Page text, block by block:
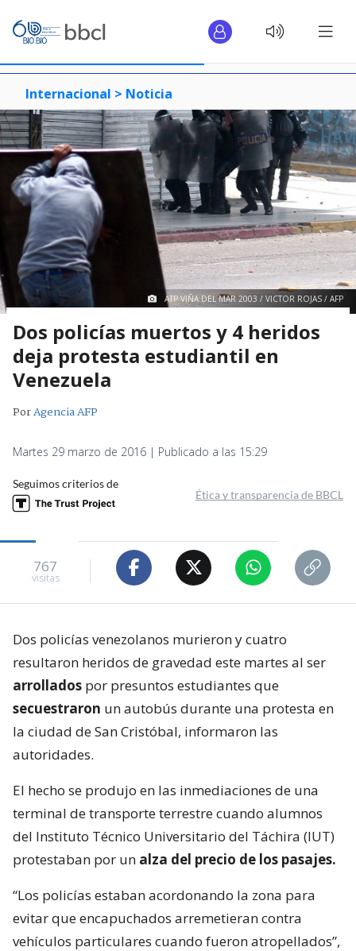
Internacional > Noticia
ATP VIÑA DEL MAR 2003 / VICTOR ROJAS / AFP
Dos policías muertos y 4 heridos
deja protesta estudiantil en
Venezuela
PorAgencia AFP
Martes 29 marzo de 2016 | Publicado a las 15:29
Seguimos criterios de
Ética y transparencia de BBCL
767
visitas
Dos policías venezolanos murieron y cuatro
resultaron heridos de gravedad este martes al ser
arrollados por presuntos estudiantes que
secuestraron un autobús durante una protesta en
la ciudad de San Cristóbal, informaron las
autoridades.
El hecho se produjo en las inmediaciones de una
terminal de transporte terrestre cuando alumnos
del Instituto Técnico Universitario del Táchira (IUT)
protestaban por un alza del precio de los pasajes.
“Los policías estaban acordonando la zona para
evitar que encapuchados arremetieran contra
vehículos particulares cuando fueron atropellados”,